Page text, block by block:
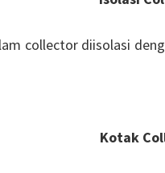
collector diisolasi
Kotak